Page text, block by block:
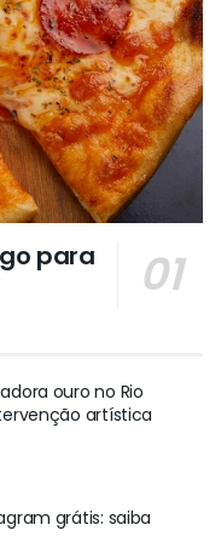
para
ouro no Rio
artística
grátis: saiba